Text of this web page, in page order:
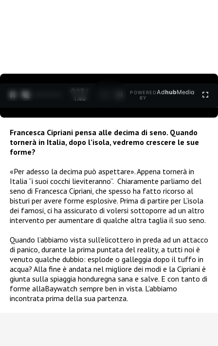
0:15 /
1:40
POWERED
BY
AdhubMedia
Francesca Cipriani pensa alle decima di seno. Quando
tornerà in Italia, dopo l’isola, vedremo crescere le sue
forme?
«Per adesso la decima può aspettare». Appena tornerà in
Italia “i suoi cocchi lieviteranno”. Chiaramente parliamo del
seno di Francesca Cipriani, che spesso ha fatto ricorso al
bisturi per avere forme esplosive. Prima di partire per L’isola
dei famosi, ci ha assicurato di volersi sottoporre ad un altro
intervento per aumentare di qualche altra taglia il suo seno.
Quando l’abbiamo vista sull’elicottero in preda ad un attacco
di panico, durante la prima puntata del reality, a tutti noi è
venuto qualche dubbio: esplode o galleggia dopo il tuffo in
acqua? Alla fine è andata nel migliore dei modi e la Cipriani è
giunta sulla spiaggia honduregna sana e salve. E con tanto di
forme allaBaywatch sempre ben in vista. L’abbiamo
incontrata prima della sua partenza.